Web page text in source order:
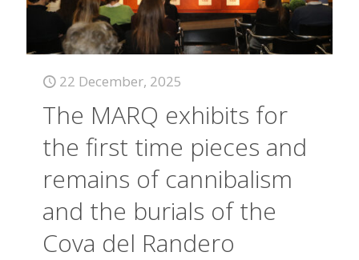
22 December, 2025
The MARQ exhibits for
the first time pieces and
remains of cannibalism
and the burials of the
Cova del Randero